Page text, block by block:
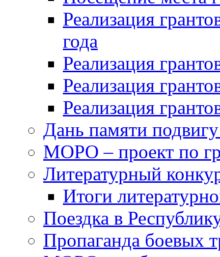
Реализация
года
Реализация
Реализация
Реализация
Дань памяти
МОРО – проект по
Литературный
Итоги
Поездка в
Пропаганда боевых